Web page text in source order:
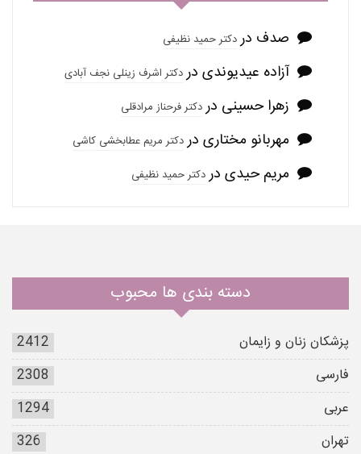
صدف دردکتر حمید نظیفی
آزاده عیدیوندی دردکتر اشرف زینلی نجف آبادی
زهرا حسینی دردکتر فرحناز مرادقلی
مهربانو مختاری دردکتر مریم عطابخشی کاشی
مریم حیدی دردکتر حمید نظیفی
دسته بندی ها محبوب
پزشکان زنان و زایمان
2412
فارسی
2308
عربی
1294
تهران
326